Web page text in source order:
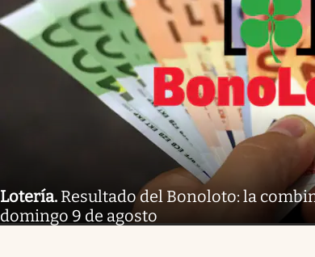
Lotería. Resultado del Bonoloto: la
domingo 9 de agosto